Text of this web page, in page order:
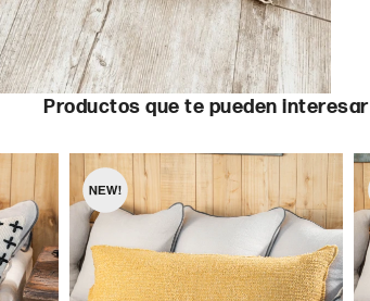
Productos que te pueden interesar